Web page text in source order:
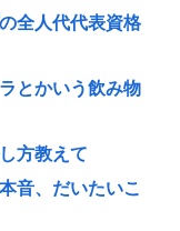
全人代代表資格
とかいう飲み物
方教えて
音、だいたいこ